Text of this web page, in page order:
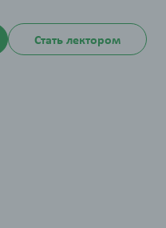
Стать лектором